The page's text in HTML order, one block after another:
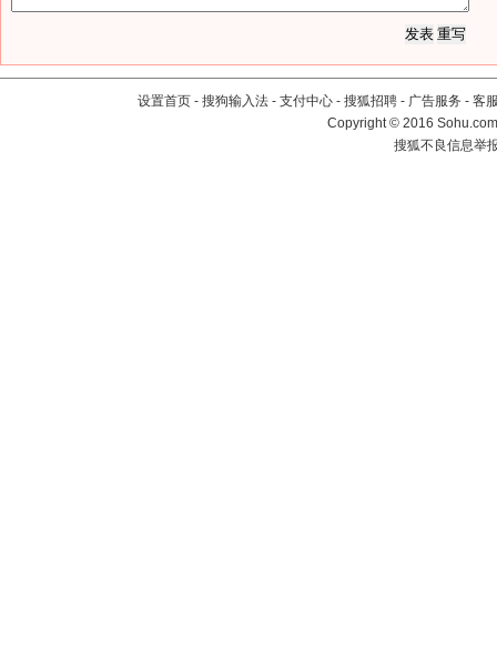
设置首页 - 搜狗输入法 - 支付中心 - 搜狐招聘 - 广告服务 - 客
Copyright©2016
搜狐不良信息举